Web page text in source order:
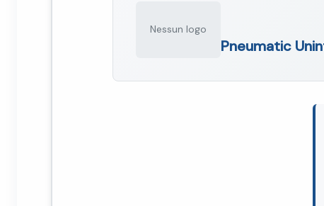
Nessun logo
Pneumatic